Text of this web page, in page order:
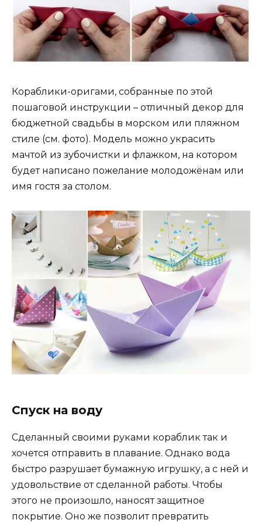
Кораблики-оригами, собранные по этой
пошаговой инструкции – отличный декор для
бюджетной свадьбы в морском или пляжном
стиле (см. фото). Модель можно украсить
мачтой из зубочистки и флажком, на котором
будет написано пожелание молодожёнам или
имя гостя за столом.
Спуск на воду
Сделанный своими руками кораблик так и
хочется отправить в плавание. Однако вода
быстро разрушает бумажную игрушку, а с ней и
удовольствие от сделанной работы. Чтобы
этого не произошло, наносят защитное
покрытие. Оно же позволит превратить